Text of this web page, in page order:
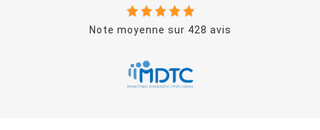
Note moyenne sur 428 avis